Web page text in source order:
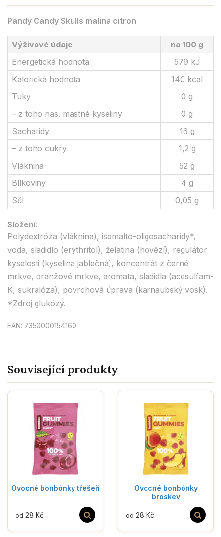
Pandy Candy Skulls malina citron
Výživové údaje
na 100 g
Energetická hodnota
579 kJ
Kalorická hodnota
140 kcal
Tuky
0 g
– z toho nas. mastné kyseliny
0 g
Sacharidy
16 g
– z toho cukry
1,2 g
Vláknina
52 g
Bílkoviny
4 g
Sůl
0,05 g
Složení:
Polydextróza (vláknina), isomalto-oligosacharidy*,
voda, sladidlo (erythritol), želatina (hovězí), regulátor
kyselosti (kyselina jablečná), koncentrát z černé
mrkve, oranžové mrkve, aromata, sladidla (acesulfam-
K, sukralóza), povrchová úprava (karnaubský vosk).
*Zdroj glukózy.
EAN: 7350000154160
Související produkty
Ovocné bonbónky třešeň
od 28 Kč
Ovocné bonbónky
broskev
od 28 Kč